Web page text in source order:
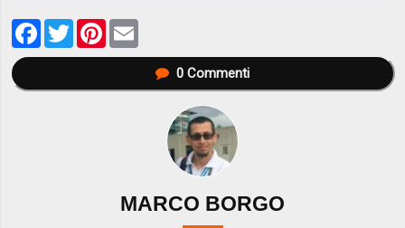
Facebook
TwitterPinterest
0Commenti
MARCO BORGO